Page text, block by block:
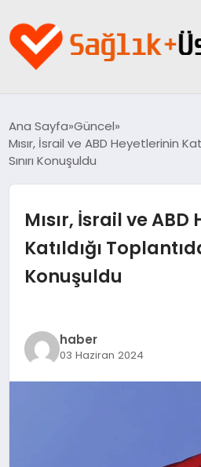
YAŞAM
SPOR & FITNESS
Ana Sayfa Güncel
Mısır, İsrail ve ABD Heyetlerinin
Sınırı Konuşuldu
Mısır, İsrail ve
Katıldığı
Konuşuldu
haber
03 Haziran 2024